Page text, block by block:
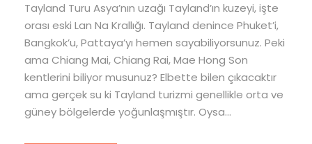
Tayland Turu Asya’nın uzağı Tayland’ın kuzeyi, işte
orası eski Lan Na Krallığı. Tayland denince Phuket’i,
Bangkok’u, Pattaya’yı hemen sayabiliyorsunuz. Peki
ama Chiang Mai, Chiang Rai, Mae Hong Son
kentlerini biliyor musunuz? Elbette bilen çıkacaktır
ama gerçek su ki Tayland turizmi genellikle orta ve
güney bölgelerde yoğunlaşmıştır. Oysa...